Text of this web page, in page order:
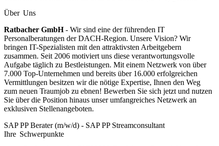
Über Uns
Ratbacher GmbH- Wir sind eine der führenden IT
Personalberatungen der DACH-Region. Unsere Vision? Wir
bringen IT-Spezialisten mit den attraktivsten Arbeitgebern
zusammen. Seit 2006 motiviert uns diese verantwortungsvolle
Aufgabe täglich zu Bestleistungen. Mit einem Netzwerk von über
7.000 Top-Unternehmen und bereits über 16.000 erfolgreichen
Vermittlungen besitzen wir die nötige Expertise, Ihnen den Weg
zum neuen Traumjob zu ebnen! Bewerben Sie sich jetzt und nutzen
Sie über die Position hinaus unser umfangreiches Netzwerk an
exklusiven Stellenangeboten.
SAP PP Berater (m/w/d) - SAP PP Streamconsultant
Ihre Schwerpunkte